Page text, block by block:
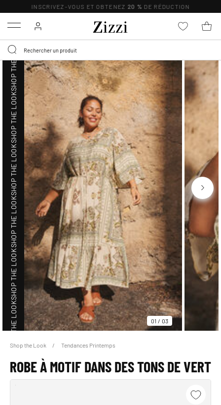
INSCRIVEZ-VOUS ET OBTENEZ 20 % DE RÉDUCTION
Menu
01 / 03
SHOP THE LOOK
SHOP THE LOOK
SHOP THE LOOK
SHOP THE LOOK
SHOP THE LOOK
SHOP THE LOOK
SHOP THE LOOK
SHOP THE LOOK
Shop the Look Tendances Printemps
ROBE À MOTIF DANS DES TONS DE VERT